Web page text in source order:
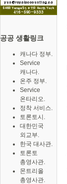
공공 생활링크
캐나다 정부.
Service
캐나다.
온주 정부.
Service
온타리오.
정착 서비스.
토론토시.
대한민국
외교부.
한국 대사관.
토론토
총영사관.
몬트리올
총영사관.